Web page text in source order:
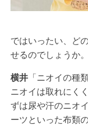
ではいったい、ど
せるのでしょうか。
横井「ニオイの種
ニオイは取れにく
ずは尿や汗のニオ
ーツといった布類